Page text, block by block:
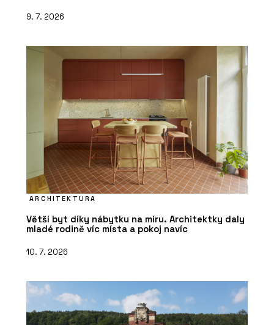
9. 7. 2026
ARCHITEKTURA
Větší byt díky nábytku na míru. Architektky daly
mladé rodině víc místa a pokoj navíc
10. 7. 2026